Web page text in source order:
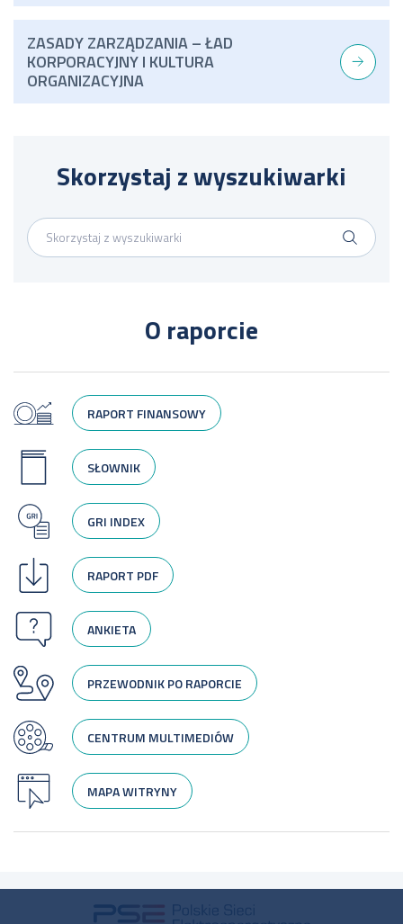
ZASADY ZARZĄDZANIA – ŁAD
KORPORACYJNY I KULTURA
ORGANIZACYJNA
Skorzystaj z wyszukiwarki
O raporcie
RAPORT FINANSOWY
SŁOWNIK
GRI INDEX
RAPORT PDF
ANKIETA
PRZEWODNIK PO RAPORCIE
CENTRUM MULTIMEDIÓW
MAPA WITRYNY